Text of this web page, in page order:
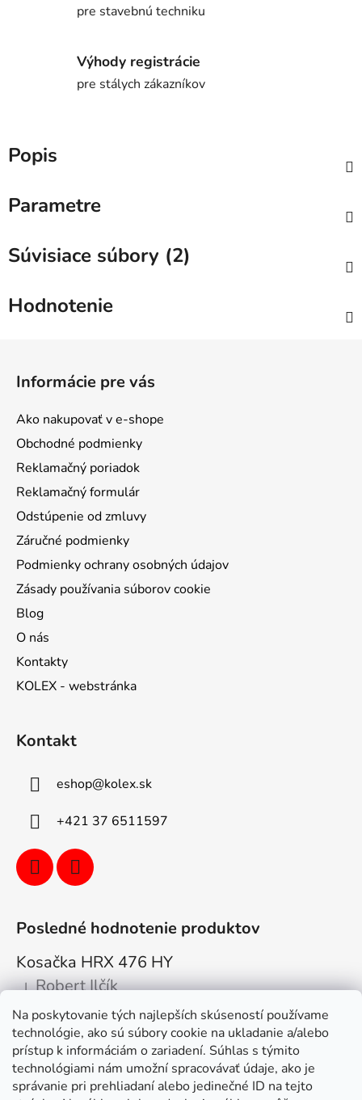
Na poskytovanie tých najlepších skúseností používame
technológie, ako sú súbory cookie na ukladanie a/alebo
prístup k informáciám o zariadení. Súhlas s týmito
technológiami nám umožní spracovávať údaje, ako je
správanie pri prehliadaní alebo jedinečné ID na tejto
pre stavebnú techniku
Výhody registrácie
pre stálych zákazníkov
Popis
Parametre
Súvisiace súbory (2)
Hodnotenie
Informácie pre vás
Ako nakupovať v e-shope
Obchodné podmienky
Reklamačný poriadok
Reklamačný formulár
Odstúpenie od zmluvy
Záručné podmienky
Podmienky ochrany osobných údajov
Zásady používania súborov cookie
Blog
O nás
Kontakty
KOLEX - webstránka
Kontakt
eshop@kolex.sk
+421 37 6511597
Posledné hodnotenie produktov
Kosačka HRX 476 HY
Hodnotenie produktu je 5 z 5 hviezdičiek.
| Robert Ilčík
Super. Odporúčam
Facebook